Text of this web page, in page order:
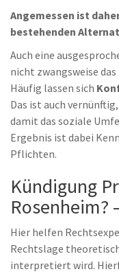
Angemessen ist
bestehenden
Auch eine
nicht zwangsweise
Häufig lassen sich
Das ist auch
damit das soziale
Ergebnis ist dabei
Pflichten.
Kündigung
Rosenheim?
Hier helfen
Rechtslage
interpretiert wird.